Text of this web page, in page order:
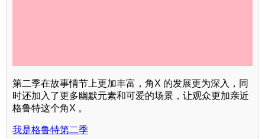
第二季在故事情节上更加丰富，角X 的发展更为深入，同
时还加入了更多幽默元素和可爱的场景，让观众更加亲近
格鲁特这个角X 。
我是格鲁特第二季